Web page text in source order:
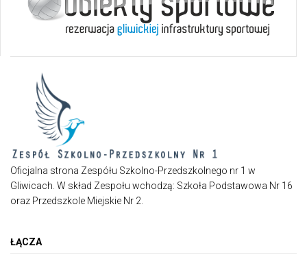
Oficjalna strona Zespółu Szkolno-Przedszkolnego nr 1 w
Gliwicach. W skład Zespołu wchodzą: Szkoła Podstawowa Nr 16
oraz Przedszkole Miejskie Nr 2.
ŁĄCZA